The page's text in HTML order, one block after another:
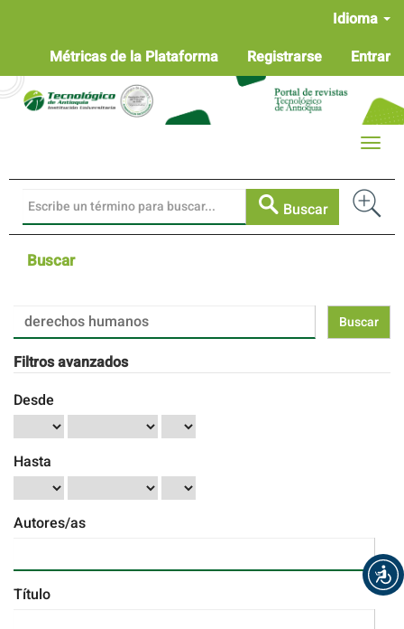
Contenido
principal
Barra
lateral
Idioma
Métricas de la Plataforma
Registrarse Entrar
Buscar
Toggle
Buscar
Buscar
artículos
por
Filtros avanzados
Desde
Hasta
Autores/as
Título